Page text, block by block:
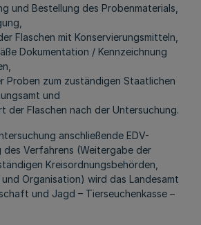
und Bestellung des Probenmaterials,
Flaschen mit Konservierungsmitteln,
Dokumentation / Kennzeichnung
Proben zum zuständigen Staatlichen
und
der Flaschen nach der Untersuchung.
anschließende EDV-
des Verfahrens (Weitergabe der
Kreisordnungsbehörden,
Organisation) wird das Landesamt
und Jagd – Tierseuchenkasse –